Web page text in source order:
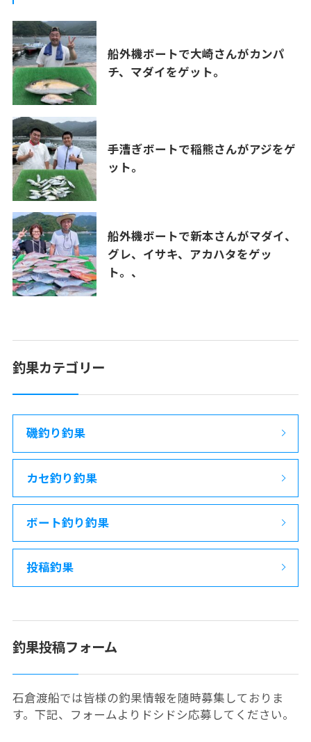
船外機ボートで大崎さんがカンパ
チ、マダイをゲット。
手漕ぎボートで稲熊さんがアジをゲ
ット。
船外機ボートで新本さんがマダイ、
グレ、イサキ、アカハタをゲッ
ト。、
釣果カテゴリー
磯釣り釣果
カセ釣り釣果
ボート釣り釣果
投稿釣果
釣果投稿フォーム
石倉渡船では皆様の釣果情報を随時募集しておりま
す。下記、フォームよりドシドシ応募してください。